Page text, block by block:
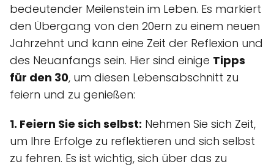
bedeutender Meilenstein im Leben. Es markiert
den Übergang von den 20ern zu einem neuen
Jahrzehnt und kann eine Zeit der Reflexion und
des Neuanfangs sein. Hier sind einige Tipps
für den 30, um diesen Lebensabschnitt zu
feiern und zu genießen:
1. Feiern Sie sich selbst: Nehmen Sie sich Zeit,
um Ihre Erfolge zu reflektieren und sich selbst
zu fehren. Es ist wichtig, sich über das zu